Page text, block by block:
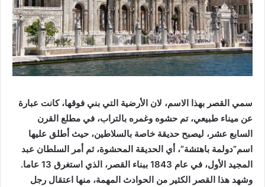
سمي القصر بهذا الاسم، لان الأرضية التي بني فوقها، كانت عبارة
عن ميناء طبيعي، تم حشوه وغمره بالتراب، في مطلع القرن
السابع عشر، ليصبح حديقة خاصة بالسلاطين، حيث أطلق عليها
اسم”دولمة باهتشة”، أي الحديقة المحشوة، ثم أمر السلطان عبد
المجيد الأول، في عام 1843 ببناء القصر، الذي استغرق 13 عاما.
وشهد هذا القصر الكثير من الحوادث المهمة، منها اعتقال رجل